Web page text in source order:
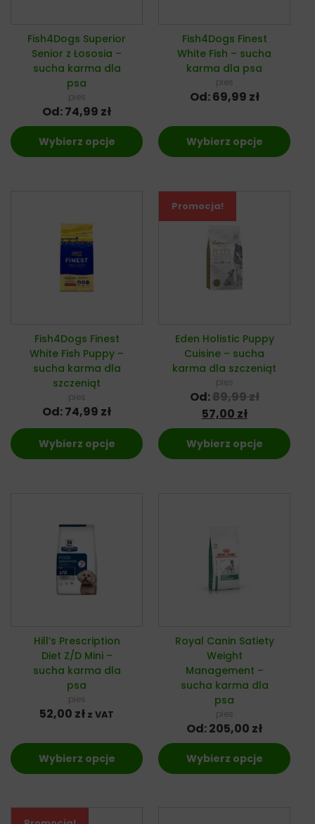
Fish4Dogs Superior
Senior z Łososia –
sucha karma dla
psa
pies
Od:74,99 zł
Wybierz opcje
Fish4Dogs Finest
White Fish – sucha
karma dla psa
pies
Od:69,99 zł
Wybierz opcje
Fish4Dogs Finest
White Fish Puppy –
sucha karma dla
szczeniąt
pies
Od:74,99 zł
Wybierz opcje
Promocja!
Eden Holistic Puppy
Cuisine – sucha
karma dla szczeniąt
pies
Od:89,99zł
57,00 zł
Wybierz opcje
Hill’s Prescription
Diet Z/D Mini –
sucha karma dla
psa
pies
52,00 zł z VAT
Wybierz opcje
Royal Canin Satiety
Weight
Management –
sucha karma dla
psa
pies
Od:205,00 zł
Wybierz opcje